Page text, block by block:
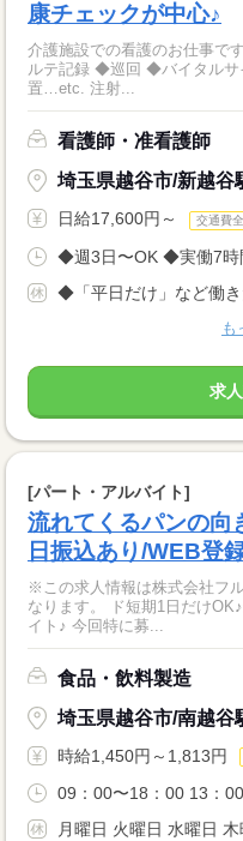
康チェックが中心♪
介護施設での看護のお仕事です。 具体的には… ◆内服薬の管
ルテ記録 ◆巡回 ◆バイタルサ
置…etc. 注射...
看護師・准看護師
埼玉県越谷市/新越谷
日給17,600円～ 交通費
◆週3日〜OK ◆実働7時
◆「平日だけ」など働き
も
求
[パート・アルバイト]
流れてくるパンの
日振込あり/WEB登
※この求人情報は株式会社フ
なります。 ド短期1日だけ
イト♪ 今回特に募...
食品・飲料製造
埼玉県越谷市/南越谷
時給1,450円～1,813円
09：00〜18：00 13：
月曜日 火曜日 水曜日